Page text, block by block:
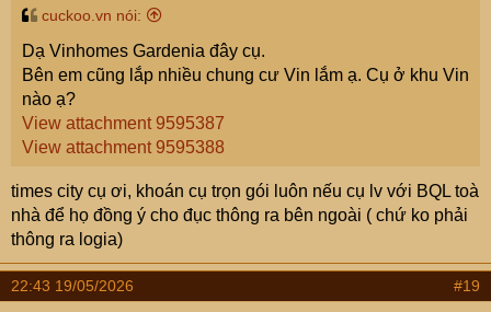
cuckoo.vn nói:
Dạ Vinhomes Gardenia đây cụ.
Bên em cũng lắp nhiều chung cư Vin lắm ạ. Cụ ở khu Vin
nào ạ?
View attachment 9595387
View attachment 9595388
times city cụ ơi, khoán cụ trọn gói luôn nếu cụ lv với BQL toà
nhà để họ đồng ý cho đục thông ra bên ngoài ( chứ ko phải
thông ra logia)
22:43 19/05/2026 #19